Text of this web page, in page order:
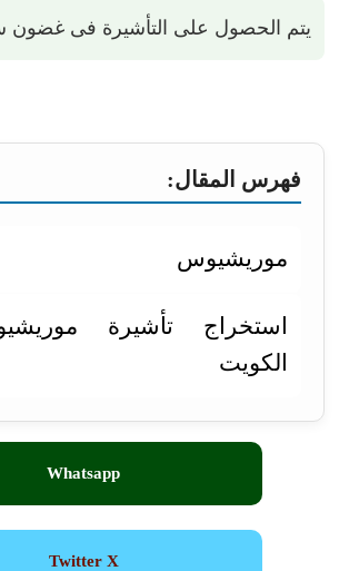
يتم الحصول على التأشيرة فى غضون
فهرس المقال:
موريشيوس
استخراج تأشيرة
الكويت
Whatsapp
Twitter X